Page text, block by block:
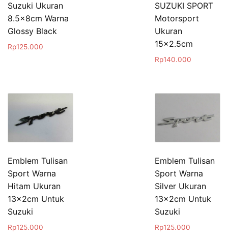
Suzuki Ukuran
8.5x8cm Warna
Glossy Black
Rp125.000
SUZUKI SPORT
Motorsport
Ukuran
15×2.5cm
Rp140.000
Emblem Tulisan
Sport Warna
Hitam Ukuran
13x2cm Untuk
Suzuki
Rp125.000
Emblem Tulisan
Sport Warna
Silver Ukuran
13x2cm Untuk
Suzuki
Rp125.000